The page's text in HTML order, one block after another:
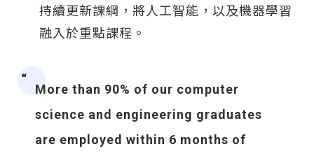
持續更新課綱，將人工智能，以及機器學習
融入於重點課程。
More than 90% of our computer
science and engineering graduates
are employed within 6 months of